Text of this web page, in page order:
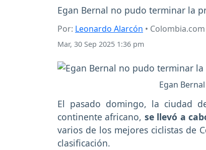
Egan Bernal no pudo terminar la
Por: Leonardo Alarcón • Colombia.com
Mar, 30 Sep 2025 1:36 pm
Egan
El pasado domingo, la ciudad
continente africano, se llevó a
varios de los mejores ciclistas de
clasificación.